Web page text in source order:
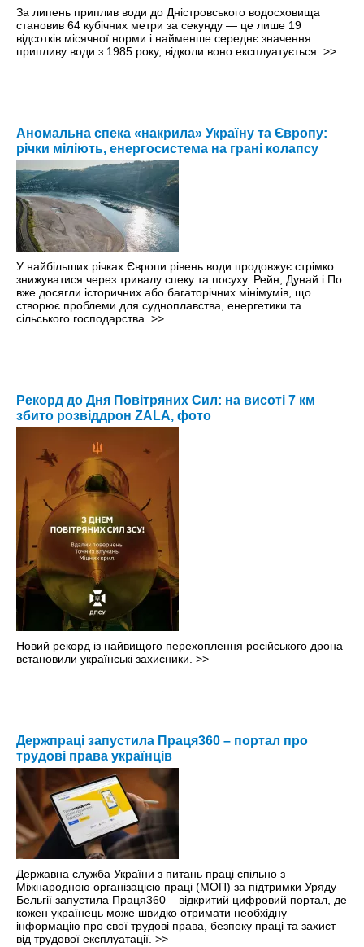
За липень приплив води до Дністровського водосховища
становив 64 кубічних метри за секунду — це лише 19
відсотків місячної норми і найменше середнє значення
припливу води з 1985 року, відколи воно експлуатується. >>
Аномальна спека «накрила» Україну та Європу:
річки міліють, енергосистема на грані колапсу
У найбільших річках Європи рівень води продовжує стрімко
знижуватися через тривалу спеку та посуху. Рейн, Дунай і По
вже досягли історичних або багаторічних мінімумів, що
створює проблеми для судноплавства, енергетики та
сільського господарства. >>
Рекорд до Дня Повітряних Сил: на висоті 7 км
збито розвіддрон ZALA, фото
Новий рекорд із найвищого перехоплення російського дрона
встановили українські захисники. >>
Держпраці запустила Праця360 – портал про
трудові права українців
Державна служба України з питань праці спільно з
Міжнародною організацією праці (МОП) за підтримки Уряду
Бельгії запустила Праця360 – відкритий цифровий портал, де
кожен українець може швидко отримати необхідну
інформацію про свої трудові права, безпеку праці та захист
від трудової експлуатації. >>